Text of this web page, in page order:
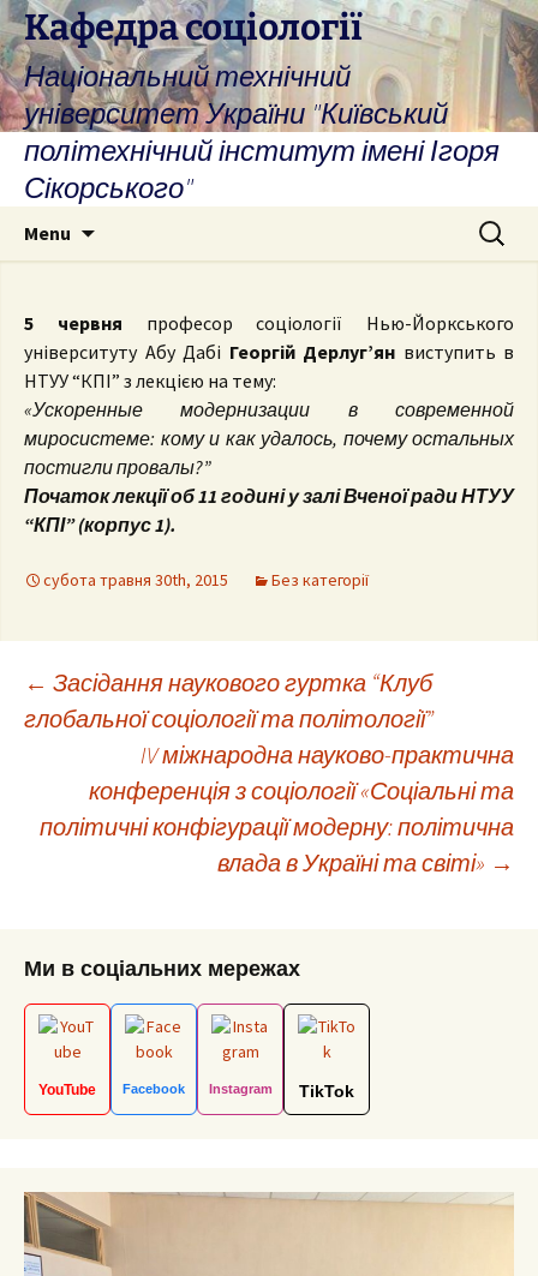
Skip
to
content
Кафедра соціології
Національний технічний
університет України "Київський
політехнічний інститут імені Ігоря
Сікорського"
Menu
Search
for:
5 червня професор соціології Нью-Йоркського
університуту Абу Дабі Георгій Дерлуг’ян виступить в
НТУУ “КПІ” з лекцією на тему:
«Ускоренные модернизации в современной
миросистеме: кому и как удалось, почему остальных
постигли провалы?”
Початок лекції об 11 годині у залі Вченої ради НТУУ
“КПІ” (корпус 1).
субота травня 30th, 2015 Без категорії
Post
navigation
← Засідання наукового гуртка “Клуб
глобальної соціології та політології”
IV міжнародна науково-практична
конференція з соціології «Соціальні та
політичні конфігурації модерну: політична
влада в Україні та світі» →
Ми в соціальних мережах
YouTube Facebook Instagram TikTok